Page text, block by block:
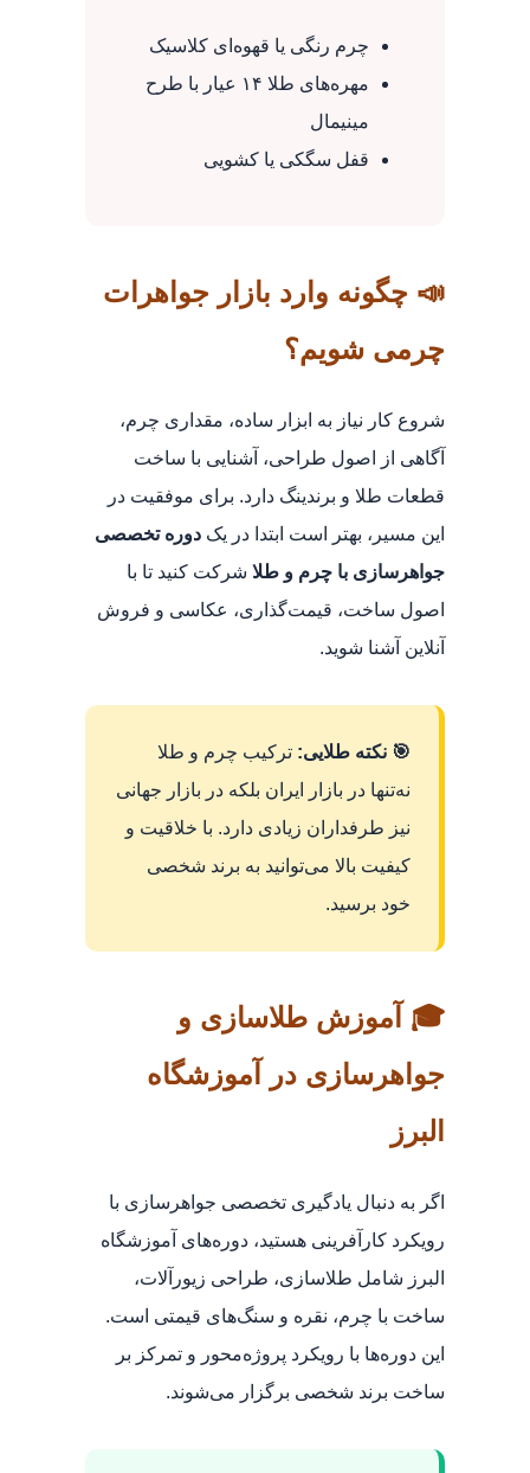
چرم رنگی یا قهوه‌ای کلاسیک
مهره‌های طلا ۱۴ عیار با طرح
مینیمال
قفل سگکی یا کشویی
📣 چگونه وارد بازار جواهرات
چرمی شویم؟
شروع کار نیاز به ابزار ساده، مقداری چرم،
آگاهی از اصول طراحی، آشنایی با ساخت
قطعات طلا و برندینگ دارد. برای موفقیت در
این مسیر، بهتر است ابتدا در یک دوره تخصصی
جواهرسازی با چرم و طلا شرکت کنید تا با
اصول ساخت، قیمت‌گذاری، عکاسی و فروش
آنلاین آشنا شوید.
🎯 نکته طلایی: ترکیب چرم و طلا
نه‌تنها در بازار ایران بلکه در بازار جهانی
نیز طرفداران زیادی دارد. با خلاقیت و
کیفیت بالا می‌توانید به برند شخصی
خود برسید.
🎓 آموزش طلاسازی و
جواهرسازی در آموزشگاه
البرز
اگر به دنبال یادگیری تخصصی جواهرسازی با
رویکرد کارآفرینی هستید، دوره‌های آموزشگاه
البرز شامل طلاسازی، طراحی زیورآلات،
ساخت با چرم، نقره و سنگ‌های قیمتی است.
این دوره‌ها با رویکرد پروژه‌محور و تمرکز بر
ساخت برند شخصی برگزار می‌شوند.